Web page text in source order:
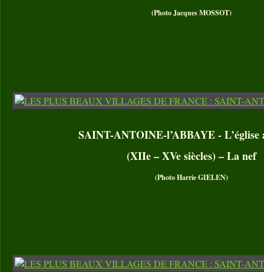
(Photo Jacques MOSSOT)
SAINT-ANTOINE-l’ABBAYE - L’église
(XIIe – XVe siècles) – La nef
(Photo Harrie GIELEN)